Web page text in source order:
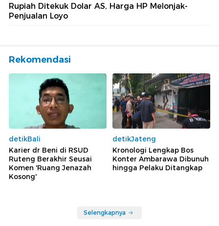
Rupiah Ditekuk Dolar AS, Harga HP Melonjak-
Penjualan Loyo
Rekomendasi
detikBali
Karier dr Beni di RSUD
Ruteng Berakhir Seusai
Komen 'Ruang Jenazah
Kosong'
detikJateng
Kronologi Lengkap Bos
Konter Ambarawa Dibunuh
hingga Pelaku Ditangkap
Selengkapnya